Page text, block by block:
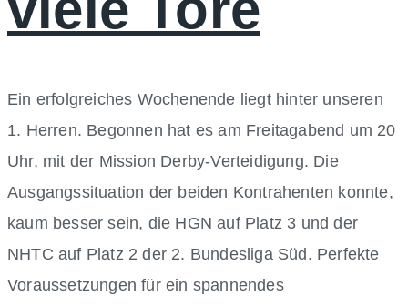
Ein erfolgreiches Wochenende liegt hinter unseren
1. Herren. Begonnen hat es am Freitagabend um 20
Uhr, mit der Mission Derby-Verteidigung. Die
Ausgangssituation der beiden Kontrahenten konnte,
kaum besser sein, die HGN auf Platz 3 und der
NHTC auf Platz 2 der 2. Bundesliga Süd. Perfekte
Voraussetzungen für ein spannendes